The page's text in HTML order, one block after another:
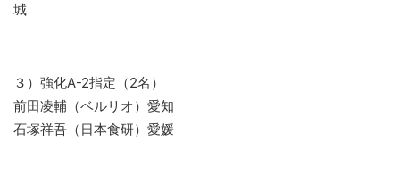
城
３）強化A-2指定（2名）
前田凌輔（ベルリオ）愛知
石塚祥吾（日本食研）愛媛